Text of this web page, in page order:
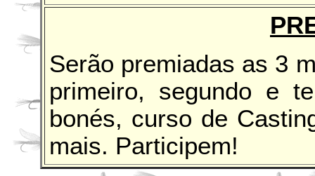
Serão premiadas as 3
primeiro, segundo e
bonés, curso de
mais. Participem!